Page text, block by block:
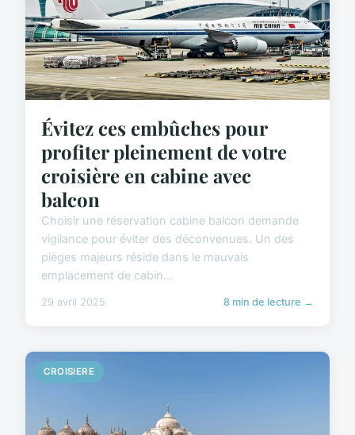
Évitez ces embûches pour
profiter pleinement de votre
croisière en cabine avec
balcon
Choisir une réservation cabine balcon demande
vigilance pour éviter des déconvenues. Un des
pièges majeurs réside dans le mauvais
emplacement de cabin...
29 avril 2025 8 min de lecture →
CROISIERE